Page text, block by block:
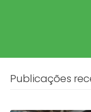
Publicações